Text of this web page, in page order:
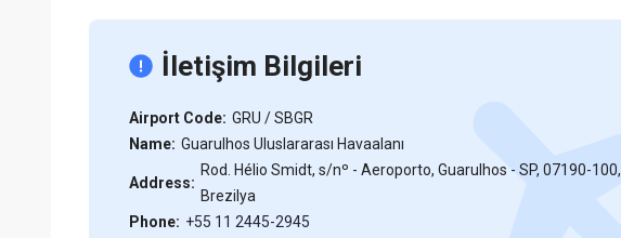
İletişim Bilgileri
Airport Code: GRU / SBGR
Name: Guarulhos Uluslararası Havaalanı
Address:
Rod. Hélio Smidt, s/nº - Aeroporto, Guarulhos - SP, 07190-100,
Brezilya
Phone: +55 11 2445-2945